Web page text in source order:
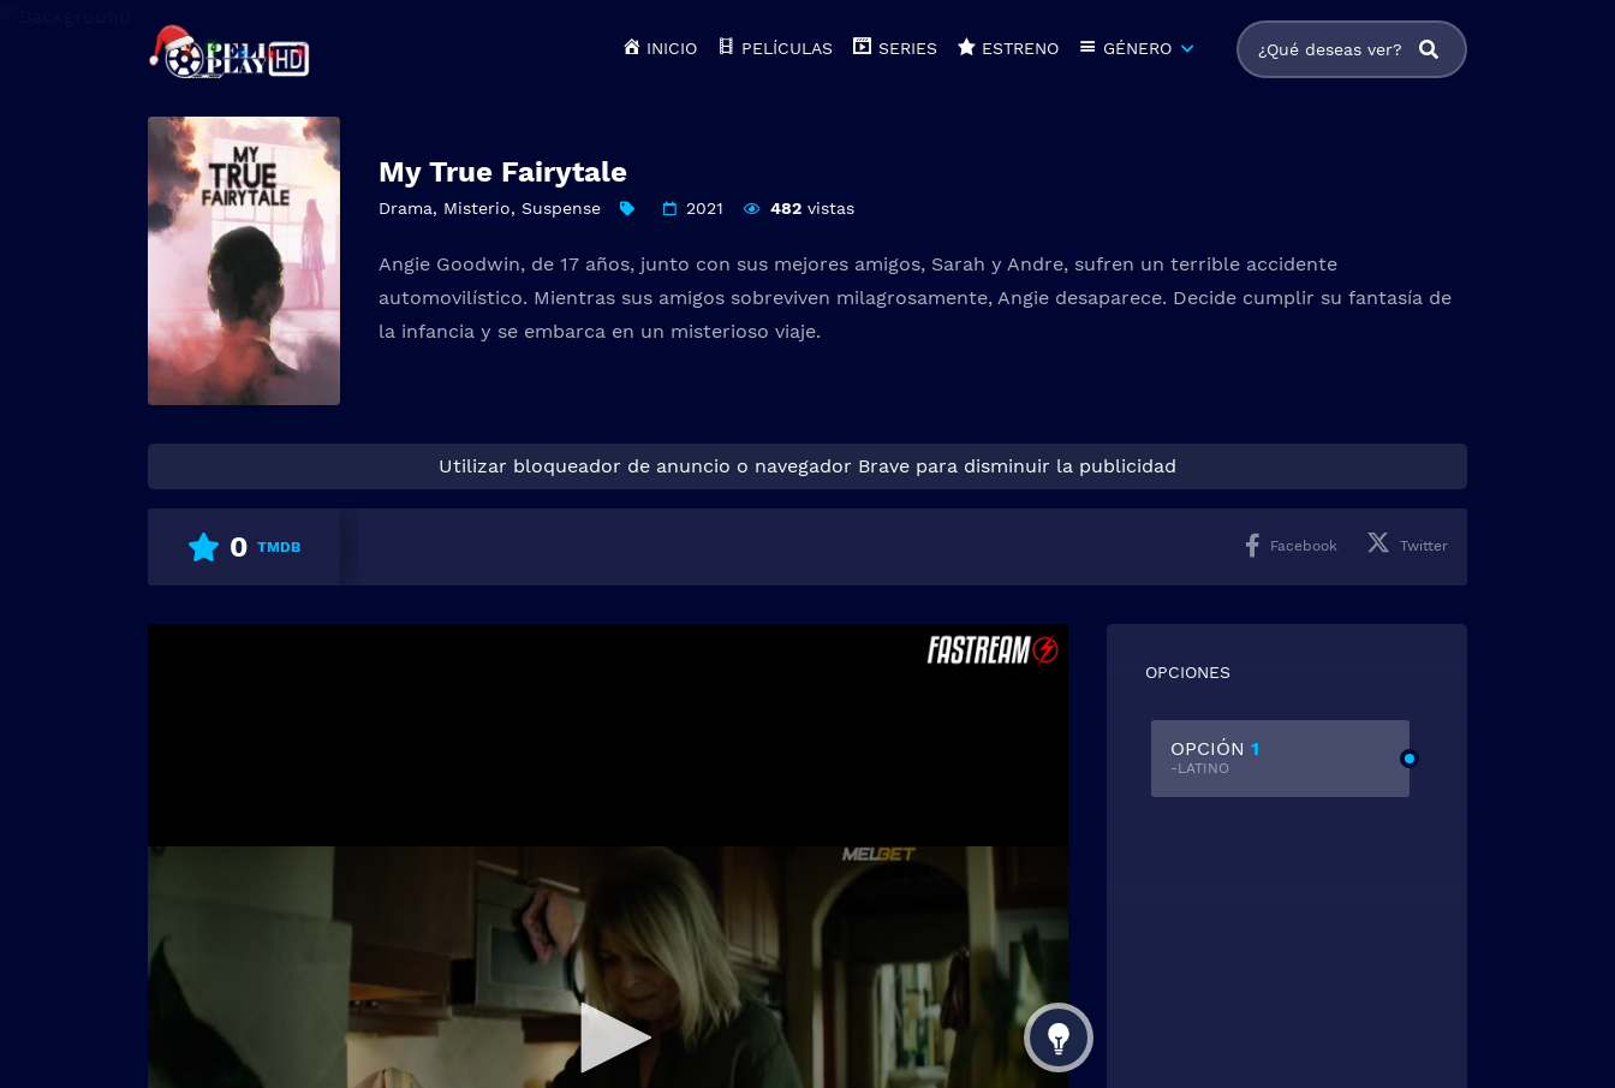
INICIO PELÍCULAS SERIES ESTRENO GÉNERO
My True Fairytale
Drama, Misterio, Suspense 2021 482vistas
Angie Goodwin, de 17 años, junto con sus mejores amigos, Sarah y Andre, sufren un terrible accidente
automovilístico. Mientras sus amigos sobreviven milagrosamente, Angie desaparece. Decide cumplir su fantasía de
la infancia y se embarca en un misterioso viaje.
Utilizar bloqueador de anuncio o navegador Brave para disminuir la publicidad
0 TMDB Facebook Twitter
OPCIONES
OPCIÓN 1
-LATINO